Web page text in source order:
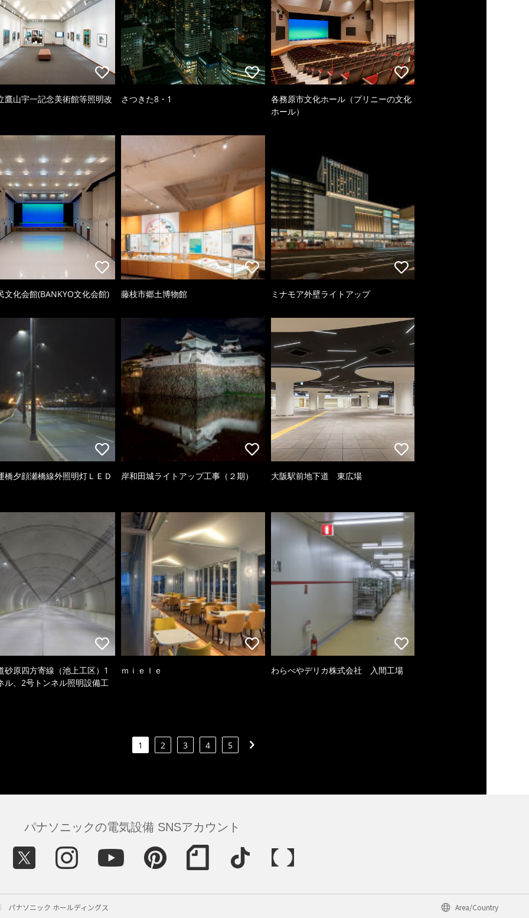
鷹山宇一記念美術館等照明改 さつきた8・1
各務原市文化ホール（プリニーの文化
ホール）
文化会館(BANKYO文化会館) 藤枝市郷土博物館 ミナモア外壁ライトアップ
橋夕顔瀬橋線外照明灯ＬＥＤ 岸和田城ライトアップ工事（２期） 大阪駅前地下道 東広場
砂原四方寄線（池上工区）1
ル、2号トンネル照明設備工
ｍｉｅｌｅ わらべやデリカ株式会社 入間工場
1 2 3 4 5
パナソニックの電気設備 SNSアカウント
パナソニック ホールディングス Area/Country